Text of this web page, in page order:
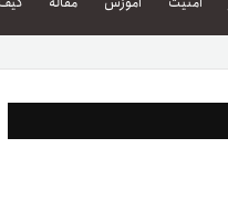
سرمایه‌گذاری آسان